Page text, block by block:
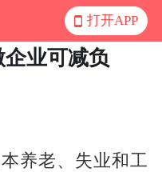
打开APP
业可减负
养老、失业和工